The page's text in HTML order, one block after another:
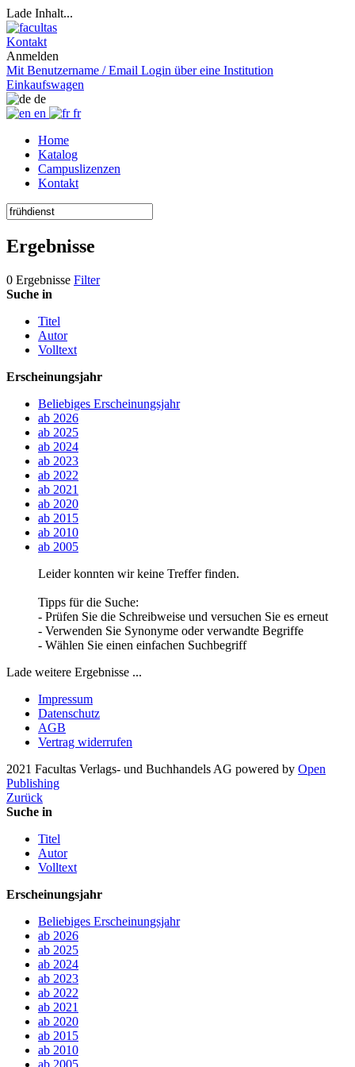
Lade Inhalt...
Kontakt
Anmelden
Mit Benutzername / Email Login über eine Institution
Einkaufswagen
de
en
fr
Home
Katalog
Campuslizenzen
Kontakt
Ergebnisse
0 Ergebnisse Filter
Suche in
Titel
Autor
Volltext
Erscheinungsjahr
Beliebiges Erscheinungsjahr
ab 2026
ab 2025
ab 2024
ab 2023
ab 2022
ab 2021
ab 2020
ab 2015
ab 2010
ab 2005
Leider konnten wir keine Treffer finden.
Tipps für die Suche:
- Prüfen Sie die Schreibweise und versuchen Sie es erneut
- Verwenden Sie Synonyme oder verwandte Begriffe
- Wählen Sie einen einfachen Suchbegriff
Lade weitere Ergebnisse ...
Impressum
Datenschutz
AGB
Vertrag widerrufen
2021 Facultas Verlags- und Buchhandels AG powered by Open
Publishing
Zurück
Suche in
Titel
Autor
Volltext
Erscheinungsjahr
Beliebiges Erscheinungsjahr
ab 2026
ab 2025
ab 2024
ab 2023
ab 2022
ab 2021
ab 2020
ab 2015
ab 2010
ab 2005